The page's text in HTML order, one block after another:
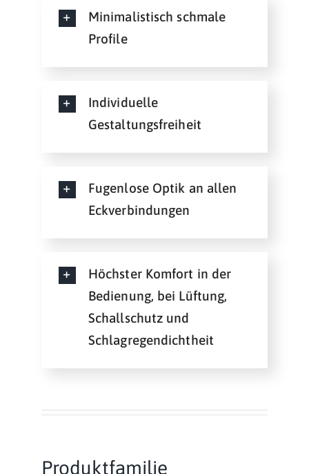
Minimalistisch schmale
Profile
Individuelle
Gestaltungsfreiheit
Fugenlose Optik an allen
Eckverbindungen
Höchster Komfort in der
Bedienung, bei Lüftung,
Schallschutz und
Schlagregendichtheit
Produktfamilie